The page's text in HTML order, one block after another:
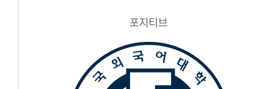
포지티브